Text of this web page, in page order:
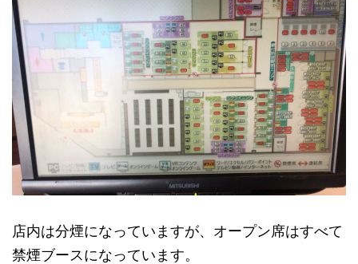
店内は分煙になっていますが、オープン席はすべて
禁煙ブースになっています。